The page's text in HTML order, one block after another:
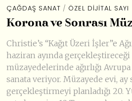
ÇAĞDAŞ SANAT / ÖZEL DIJITAL SAYI
Korona ve Sonrası
Christie’s “Kağıt Üzeri İşler”e
haziran ayında
müzayedelerinde ağırlığı
sanata veriyor. Müzayede evi, ay
gerçekleştirmeyi planladığı 20.